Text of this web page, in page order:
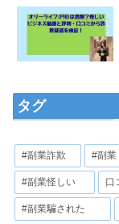
タグ
#副業詐欺 #副業
#副業怪しい 口
#副業騙された